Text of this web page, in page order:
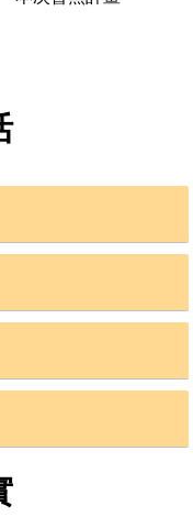
殖民期間的挑撥的分
的內戰使得孩子在族
料理，以斯式咖哩配
教學時請著過膝長
莎麗（Sari）和男
為香港社會企業組
居民友善，服務社
全程隨團確認志工
且無網路，建議以
安簡訊給志工家
社區，服務期中以